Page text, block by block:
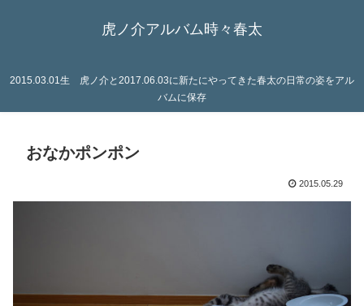
虎ノ介アルバム時々春太
2015.03.01生 虎ノ介と2017.06.03に新たにやってきた春太の日常の姿をアル
バムに保存
おなかポンポン
2015.05.29